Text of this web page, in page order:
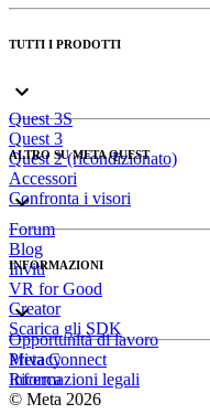
TUTTI I PRODOTTI
Quest 3S
Quest 3
Quest 2 (ricondizionato)
Accessori
Confronta i visori
ALTRO SU META QUEST
Forum
Blog
Inviti
VR for Good
Creator
Scarica gli SDK
INFORMAZIONI
Opportunità di lavoro
Meta Connect
Ricerca
Privacy
Informazioni legali
© Meta 2026